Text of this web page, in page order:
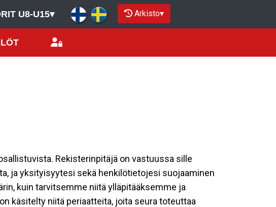
U8-U15▾ Arkisto▾
Rekisterinpitäjä on vastuussa sille
ja yksityisyytesi sekä henkilötietojesi suojaaminen
kuin tarvitsemme niitä ylläpitääksemme ja
käsitelty niitä periaatteita, joita seura toteuttaa